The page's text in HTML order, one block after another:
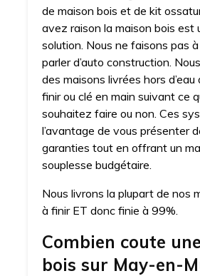
de maison bois et de kit
avez raison la maison bois est
solution. Nous ne faisons pas
parler d’auto construction.
des maisons livrées hors d’eau
finir ou clé en main suivant ce
souhaitez faire ou non. Ces
l’avantage de vous présenter
garanties tout en offrant un
souplesse budgétaire.
Nous livrons la plupart de nos
à finir ET donc finie à 99%.
Combien coute
bois sur May-en-